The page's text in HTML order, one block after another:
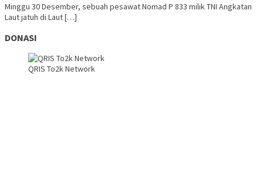
Minggu 30 Desember, sebuah pesawat Nomad P 833 milik TNI Angkatan
Laut jatuh di Laut […]
DONASI
QRIS To2k Network